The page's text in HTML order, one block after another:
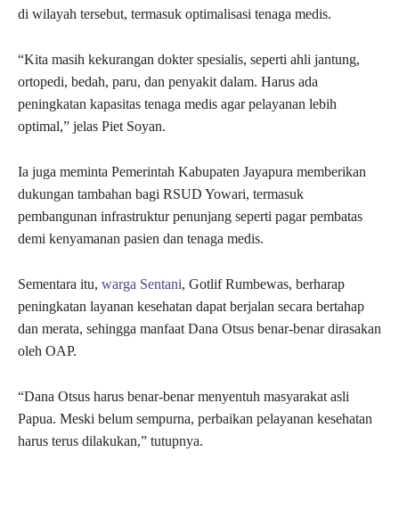
di wilayah tersebut, termasuk optimalisasi tenaga medis.
“Kita masih kekurangan dokter spesialis, seperti ahli jantung,
ortopedi, bedah, paru, dan penyakit dalam. Harus ada
peningkatan kapasitas tenaga medis agar pelayanan lebih
optimal,” jelas Piet Soyan.
Ia juga meminta Pemerintah Kabupaten Jayapura memberikan
dukungan tambahan bagi RSUD Yowari, termasuk
pembangunan infrastruktur penunjang seperti pagar pembatas
demi kenyamanan pasien dan tenaga medis.
Sementara itu, warga Sentani, Gotlif Rumbewas, berharap
peningkatan layanan kesehatan dapat berjalan secara bertahap
dan merata, sehingga manfaat Dana Otsus benar-benar dirasakan
oleh OAP.
“Dana Otsus harus benar-benar menyentuh masyarakat asli
Papua. Meski belum sempurna, perbaikan pelayanan kesehatan
harus terus dilakukan,” tutupnya.